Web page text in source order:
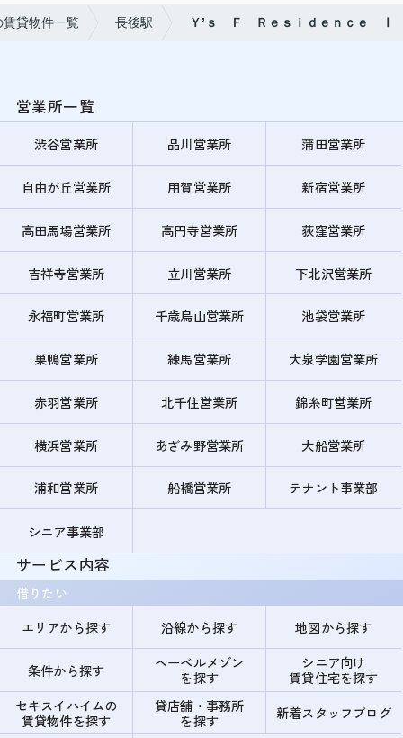
賃貸物件一覧 長後駅 Ｙ’ｓ Ｆ Ｒｅｓｉｄｅｎｃｅ Ⅰ
営業所一覧
渋谷営業所 品川営業所 蒲田営業所
自由が丘営業所 用賀営業所 新宿営業所
高田馬場営業所 高円寺営業所 荻窪営業所
吉祥寺営業所 立川営業所 下北沢営業所
永福町営業所 千歳烏山営業所 池袋営業所
巣鴨営業所 練馬営業所 大泉学園営業所
赤羽営業所 北千住営業所 錦糸町営業所
横浜営業所 あざみ野営業所 大船営業所
浦和営業所 船橋営業所 テナント事業部
シニア事業部
サービス内容
借りたい
エリアから探す
沿線から探す 地図から探す
条件から探す
ヘーベルメゾン
を探す
シニア向け
賃貸住宅を探す
セキスイハイムの
賃貸物件を探す
貸店舗・事務所
を探す
新着スタッフブログ